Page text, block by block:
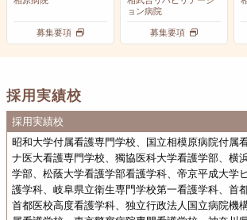
募集要項
ョン病院
募集要項
採用実績校
採用実績校
昭和大学付属看護専門学校、国立相模原病院付属
ナ医大看護専門学校、獨協医科大学看護学部、横
学部、松蔭大学看護学部看護学科、帝京平成大学
護学科、岐阜県立衛生専門学校第一看護学科、首
首都医校高度看護学科、独立行政法人国立病院機